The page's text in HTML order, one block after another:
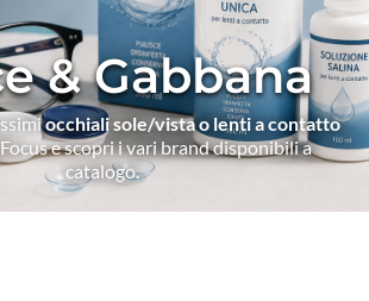
& Gabbana
occhiali sole/vista o lenti a contatto
e scopri i vari brand disponibili a
catalogo.